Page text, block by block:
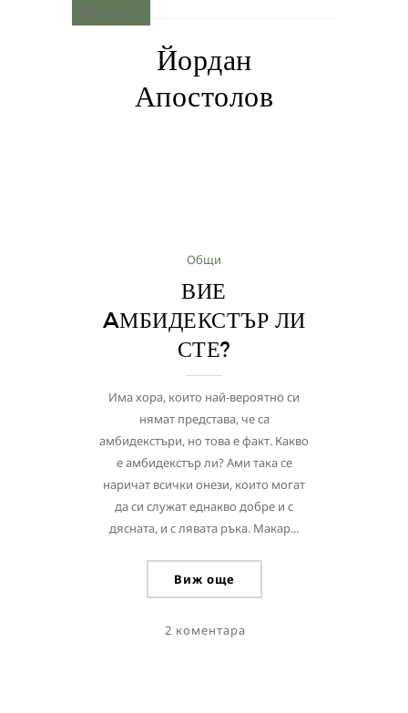
Йордан
Апостолов
Общи
ВИЕ
AМБИДЕКСТЪР ЛИ
СТЕ?
Има хора, които най-вероятно си
нямат представа, че са
амбидекстъри, но това е факт. Какво
е амбидекстър ли? Ами така се
наричат всички онези, които могат
да си служат еднакво добре и с
дясната, и с лявата ръка. Макар...
Виж още
2 коментара